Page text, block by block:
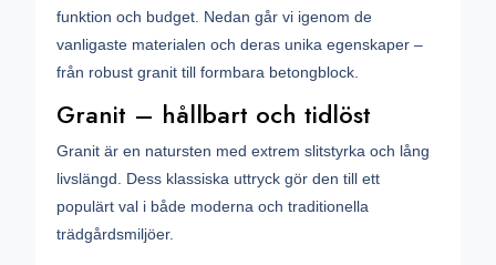
funktion och budget. Nedan går vi igenom de
vanligaste materialen och deras unika egenskaper –
från robust granit till formbara betongblock.
Granit – hållbart och tidlöst
Granit är en natursten med extrem slitstyrka och lång
livslängd. Dess klassiska uttryck gör den till ett
populärt val i både moderna och traditionella
trädgårdsmiljöer.